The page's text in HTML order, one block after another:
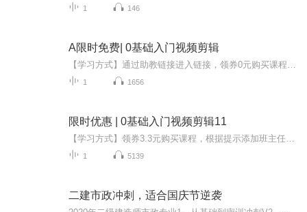
1 146
A限时免费| 0基础入门视频剪辑
1 1656
限时优惠 | 0基础入门视频剪辑11
1 5139
二建市政冲刺，适合国庆节逆袭